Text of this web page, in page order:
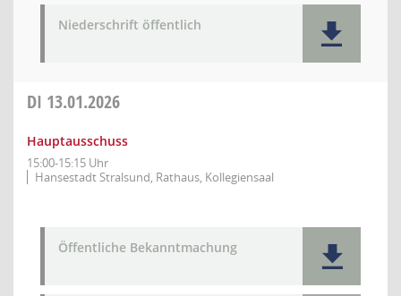
Niederschrift öffentlich
DI 13.01.2026
Hauptausschuss
15:00-15:15 Uhr
Hansestadt Stralsund, Rathaus, Kollegiensaal
Öffentliche Bekanntmachung